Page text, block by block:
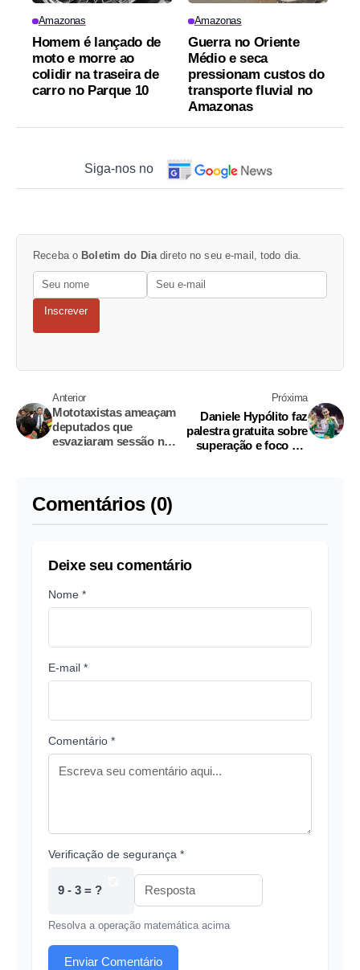
Amazonas
Homem é lançado de
moto e morre ao
colidir na traseira de
carro no Parque 10
Amazonas
Guerra no Oriente
Médio e seca
pressionam custos do
transporte fluvial no
Amazonas
Siga-nos no
Receba o Boletim do Diadireto no seu e-mail, todo dia.
Inscrever
Anterior
Mototaxistas ameaçam
deputados que
esvaziaram sessão na
Próxima
Daniele Hypólito faz
palestra gratuita sobre
superação e foco em
Comentários (0)
Deixe seu comentário
Nome *
E-mail *
Comentário *
Verificação de segurança *
9 - 3 = ?
Resolva a operação matemática acima
Enviar Comentário